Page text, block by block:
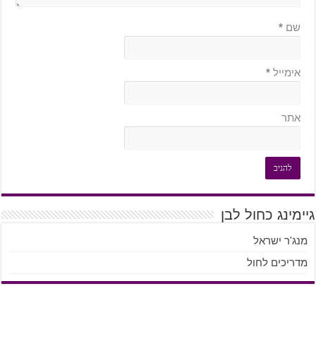
שם *
אימייל *
אתר
גיימינג כחול לבן
מנג'ר ישראל
מדריכים לחול